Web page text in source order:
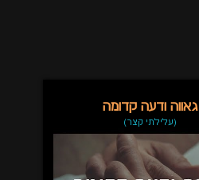
גאווה ודעה קדומה
(עלילתי קצר)